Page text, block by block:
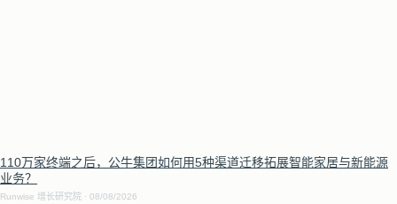
110万家终端之后，公牛集团如何用5种渠道迁移拓展智能家居与新能源
业务？
Runwise 增长研究院 08/08/2026